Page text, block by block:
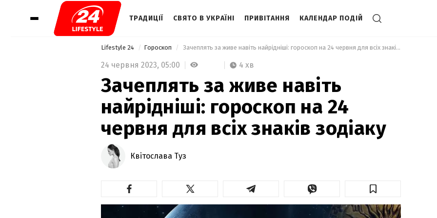
ТРАДИЦІЇ СВЯТО В УКРАЇНІ ПРИВІТАННЯ КАЛЕНДАР ПОДІЙ
Lifestyle 24 Гороскоп Зачеплять за живе навіть найрідніші: гороскоп на 24 червня для всіх знаків зодіаку
24 червня 2023, 05:00 4 хв
Зачеплять за живе навіть
найрідніші: гороскоп на 24
червня для всіх знаків зодіаку
Квітослава Туз